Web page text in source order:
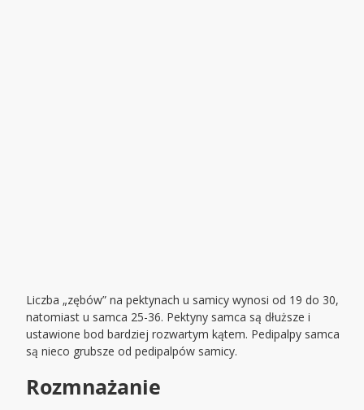
Liczba „zębów” na pektynach u samicy wynosi od 19 do 30,
natomiast u samca 25-36. Pektyny samca są dłuższe i
ustawione bod bardziej rozwartym kątem. Pedipalpy samca
są nieco grubsze od pedipalpów samicy.
Rozmnażanie